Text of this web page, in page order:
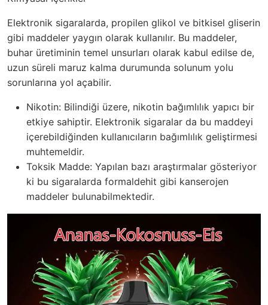
Elektronik sigaralarda, propilen glikol ve bitkisel gliserin
gibi maddeler yaygın olarak kullanılır. Bu maddeler,
buhar üretiminin temel unsurları olarak kabul edilse de,
uzun süreli maruz kalma durumunda solunum yolu
sorunlarına yol açabilir.
Nikotin: Bilindiği üzere, nikotin bağımlılık yapıcı bir
etkiye sahiptir. Elektronik sigaralar da bu maddeyi
içerebildiğinden kullanıcıların bağımlılık geliştirmesi
muhtemeldir.
Toksik Madde: Yapılan bazı araştırmalar gösteriyor
ki bu sigaralarda formaldehit gibi kanserojen
maddeler bulunabilmektedir.